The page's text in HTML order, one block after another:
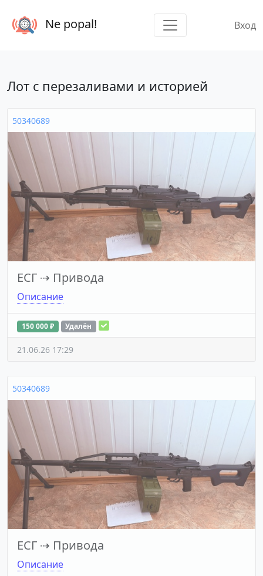
Ne popal! Вход
Лот с перезаливами и историей
50340689
ЕСГ ⇢ Привода
Описание
150 000 ₽ Удалён
21.06.26 17:29
50340689
ЕСГ ⇢ Привода
Описание